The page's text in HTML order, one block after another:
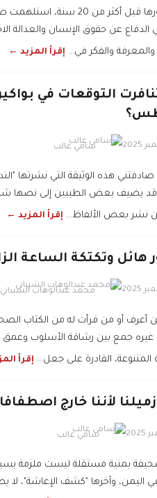
منذ صدورها قبل أكثر من
عن حقوق الإنسان والعدالة
والفكر في... إقرأ المزيد ←
التوقعات في
سامي غالب
يضيف بعض الطيبين إلى نصها
عن نشر بعض الألفاظ... إقرأ المزيد ←
هائل وتكتكة الساعة
محمد عبدالوهاب الشيباني
أو من قرأت له من الكتاب
جمع بين رشاقة الأسلوب وعمق
المتنوعة، القادرة على جعل... إقرأ
لأننا خارج
سامي غالب
صحيفة يمنية مستقلة ليست ملزمة
اليمن، وآخرها "كشف الإعاشة"، لا